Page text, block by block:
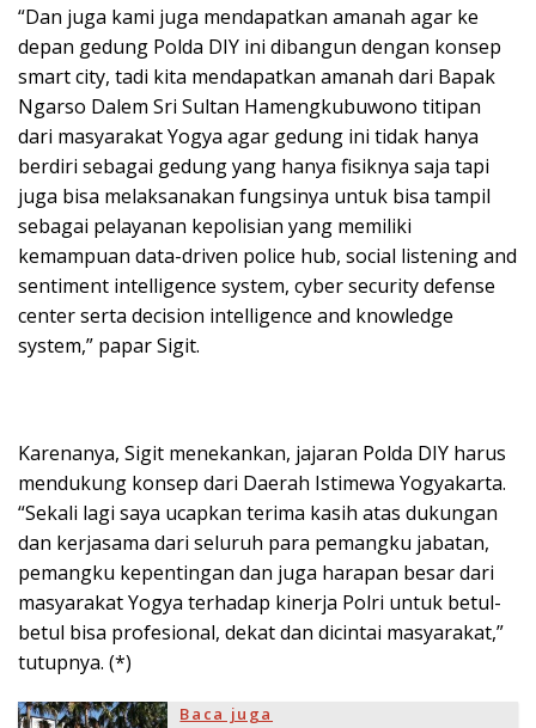
“Dan juga kami juga mendapatkan amanah agar ke
depan gedung Polda DIY ini dibangun dengan konsep
smart city, tadi kita mendapatkan amanah dari Bapak
Ngarso Dalem Sri Sultan Hamengkubuwono titipan
dari masyarakat Yogya agar gedung ini tidak hanya
berdiri sebagai gedung yang hanya fisiknya saja tapi
juga bisa melaksanakan fungsinya untuk bisa tampil
sebagai pelayanan kepolisian yang memiliki
kemampuan data-driven police hub, social listening and
sentiment intelligence system, cyber security defense
center serta decision intelligence and knowledge
system,” papar Sigit.
Karenanya, Sigit menekankan, jajaran Polda DIY harus
mendukung konsep dari Daerah Istimewa Yogyakarta.
“Sekali lagi saya ucapkan terima kasih atas dukungan
dan kerjasama dari seluruh para pemangku jabatan,
pemangku kepentingan dan juga harapan besar dari
masyarakat Yogya terhadap kinerja Polri untuk betul-
betul bisa profesional, dekat dan dicintai masyarakat,”
tutupnya. (*)
Baca juga